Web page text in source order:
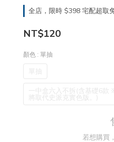
全店，限時 $398 宅配超取
NT$120
顏色 : 單抽
單抽
一中盒六入不拆(含基礎6款
將取代史派克實色版。)
若想購買